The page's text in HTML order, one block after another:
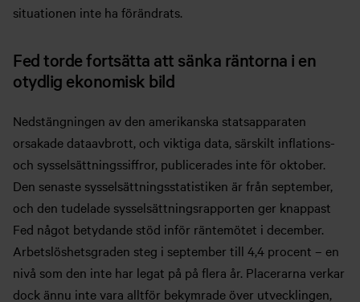
situationen inte ha förändrats.
Fed torde fortsätta att sänka räntorna i en
otydlig ekonomisk bild
Nedstängningen av den amerikanska statsapparaten
orsakade dataavbrott, och viktiga data, särskilt inflations-
och sysselsättningssiffror, publicerades inte för oktober.
Den senaste sysselsättningsstatistiken är från september,
och den tudelade sysselsättningsrapporten ger knappast
Fed något betydande stöd inför räntemötet i december.
Arbetslöshetsgraden steg i september till 4,4 procent – en
nivå som den inte har legat på på flera år. Placerarna verkar
dock ännu inte vara alltför bekymrade över utvecklingen,